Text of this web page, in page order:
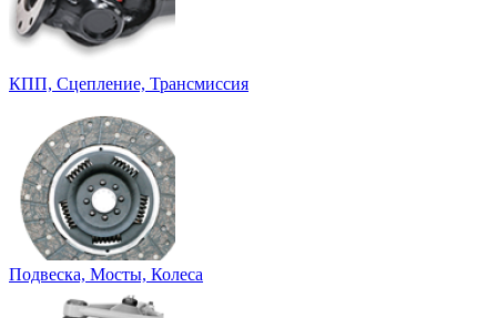
КПП, Сцепление, Трансмиссия
Подвеска, Мосты, Колеса